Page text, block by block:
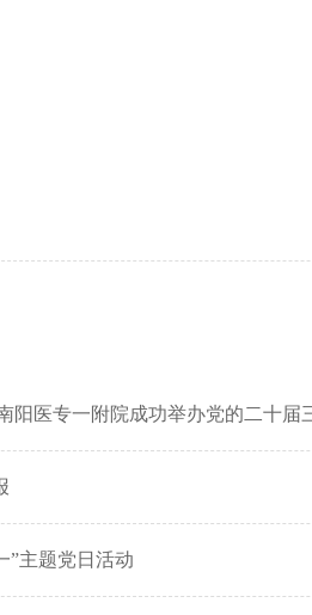
医专一附院成功举办党的二十届
”主题党日活动